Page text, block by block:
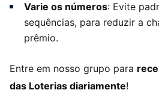
Varie os números: Evite
sequências, para reduzir a
prêmio.
Entre em nosso grupo para
das Loterias diariamente!